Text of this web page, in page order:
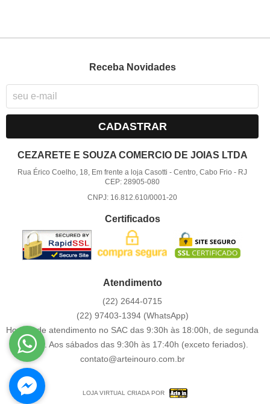
Receba Novidades
CADASTRAR
CEZARETE E SOUZA COMERCIO DE JOIAS LTDA
Rua Érico Coelho, 18, Em frente a loja Casotti -Centro, Cabo Frio - RJ
CEP: 28905-080
CNPJ: 16.812.610/0001-20
Certificados
Atendimento
(22) 2644-0715
(22) 97403-1394 (WhatsApp)
Horário de atendimento no SAC das 9:30h às 18:00h, de segunda
a sexta. Aos sábados das 9:30h às 17:40h (exceto feriados).
contato@arteinouro.com.br
LOJA VIRTUAL CRIADA POR